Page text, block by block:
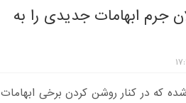
جرم ابهامات جدیدی را به
که در کنار روشن کردن برخی ابهامات